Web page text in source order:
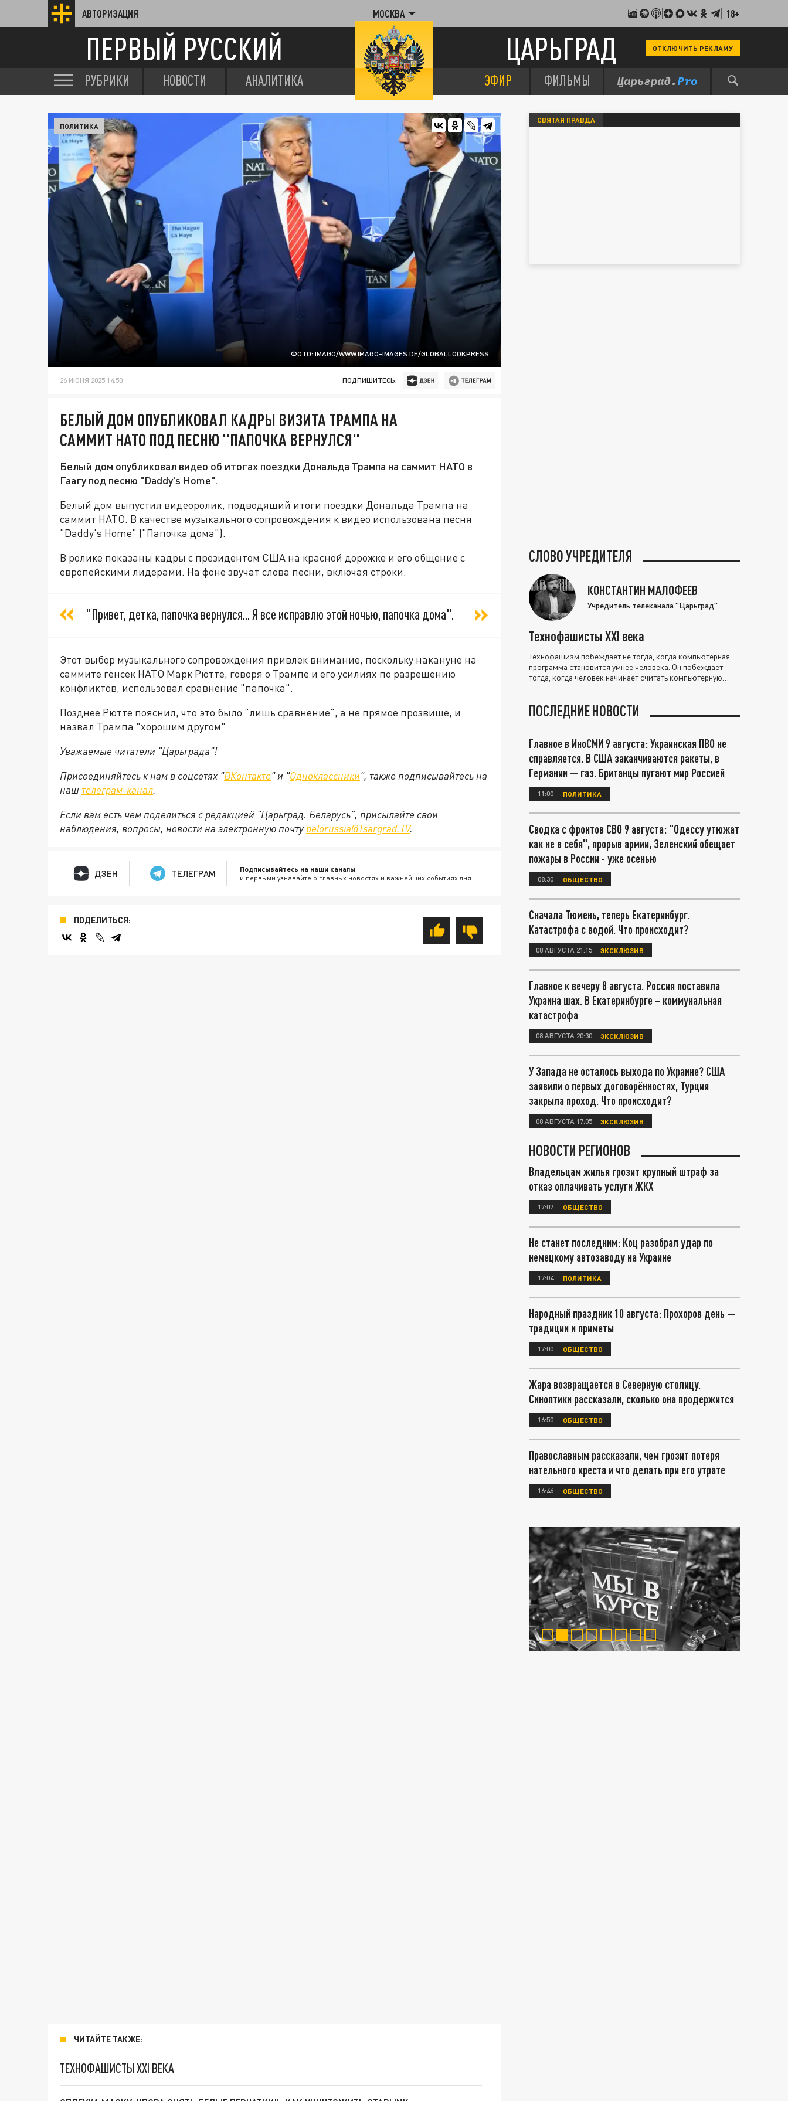
АВТОРИЗАЦИЯ МОСКВА 18+
ПЕРВЫЙ РУССКИЙ ЦАРЬГРАД ОТКЛЮЧИТЬ РЕКЛАМУ
РУБРИКИ НОВОСТИ АНАЛИТИКА ЭФИР ФИЛЬМЫ
ФОТО: IMAGO/WWW.IMAGO-IMAGES.DE/GLOBALLOOKPRESS
ПОЛИТИКА
26 ИЮНЯ 2025 14:50 ПОДПИШИТЕСЬ:
БЕЛЫЙ ДОМ ОПУБЛИКОВАЛ КАДРЫ ВИЗИТА ТРАМПА НА
САММИТ НАТО ПОД ПЕСНЮ "ПАПОЧКА ВЕРНУЛСЯ"
Белый дом опубликовал видео об итогах поездки Дональда Трампа на саммит НАТО в
Гаагу под песню "Daddy's Home".
Белый дом выпустил видеоролик, подводящий итоги поездки Дональда Трампа на
саммит НАТО. В качестве музыкального сопровождения к видео использована песня
"Daddy's Home" ("Папочка дома").
В ролике показаны кадры с президентом США на красной дорожке и его общение с
европейскими лидерами. На фоне звучат слова песни, включая строки:
"Привет, детка, папочка вернулся... Я все исправлю этой ночью, папочка дома".
Этот выбор музыкального сопровождения привлек внимание, поскольку накануне на
саммите генсек НАТО Марк Рютте, говоря о Трампе и его усилиях по разрешению
конфликтов, использовал сравнение "папочка".
Позднее Рютте пояснил, что это было "лишь сравнение", а не прямое прозвище, и
назвал Трампа "хорошим другом".
Уважаемые читатели "Царьграда"!
Присоединяйтесь к нам в соцсетях "ВКонтакте" и "Одноклассники", также подписывайтесь на
наш телеграм-канал.
Если вам есть чем поделиться с редакцией "Царьград. Беларусь", присылайте свои
наблюдения, вопросы, новости на электронную почту belorussia@Tsargrad.TV.
ДЗЕН ТЕЛЕГРАМ Подписывайтесь на наши каналы
и первыми узнавайте о главных новостях и важнейших событиях дня.
ПОДЕЛИТЬСЯ:
ЧИТАЙТЕ ТАКЖЕ:
ТЕХНОФАШИСТЫ XXI ВЕКА
СВЯТАЯ ПРАВДА
СЛОВО УЧРЕДИТЕЛЯ
КОНСТАНТИН МАЛОФЕЕВ
Учредитель телеканала "Царьград"
Технофашисты XXI века
Технофашизм побеждает не тогда, когда компьютерная
программа становится умнее человека. Он побеждает
тогда, когда человек начинает считать компьютерную
ПОСЛЕДНИЕ НОВОСТИ
Главное в ИноСМИ 9 августа: Украинская ПВО не
справляется. В США заканчиваются ракеты, в
Германии — газ. Британцы пугают мир Россией
11:00 ПОЛИТИКА
Сводка с фронтов СВО 9 августа: "Одессу утюжат
как не в себя", прорыв армии, Зеленский обещает
пожары в России - уже осенью
08:30 ОБЩЕСТВО
Сначала Тюмень, теперь Екатеринбург.
Катастрофа с водой. Что происходит?
08 АВГУСТА 21:15 ЭКСКЛЮЗИВ
Главное к вечеру 8 августа. Россия поставила
Украина шах. В Екатеринбурге – коммунальная
катастрофа
08 АВГУСТА 20:30 ЭКСКЛЮЗИВ
У Запада не осталось выхода по Украине? США
заявили о первых договорённостях, Турция
закрыла проход. Что происходит?
08 АВГУСТА 17:05 ЭКСКЛЮЗИВ
НОВОСТИ РЕГИОНОВ
Владельцам жилья грозит крупный штраф за
отказ оплачивать услуги ЖКХ
17:07 ОБЩЕСТВО
Не станет последним: Коц разобрал удар по
немецкому автозаводу на Украине
17:04 ПОЛИТИКА
Народный праздник 10 августа: Прохоров день —
традиции и приметы
17:00 ОБЩЕСТВО
Жара возвращается в Северную столицу.
Синоптики рассказали, сколько она продержится
16:50 ОБЩЕСТВО
Православным рассказали, чем грозит потеря
нательного креста и что делать при его утрате
16:46 ОБЩЕСТВО